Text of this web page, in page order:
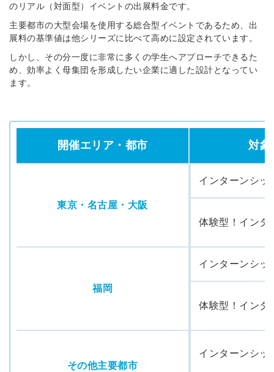
のリアル（対面型）イベントの出展料金です。
主要都市の大型会場を使用する総合型イベントであるため、出
展料の基準値は他シリーズに比べて高めに設定されています。
しかし、その分一度に非常に多くの学生へアプローチできるた
め、効率よく母集団を形成したい企業に適した設計となってい
ます。
開催エリア・都市 対象
東京・名古屋・大阪
インターンシッ
体験型！インタ
福岡
インターンシッ
体験型！インタ
その他主要都市
インターンシッ